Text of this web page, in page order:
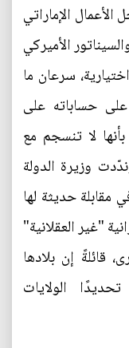
الإماراتي
الأميركي
سرعان ما
حساباته على
لا تنسجم مع
وزيرة الدولة
مقابلة حديثة لها
"غير العقلانية"
قائلةً إن بلادها
الولايات